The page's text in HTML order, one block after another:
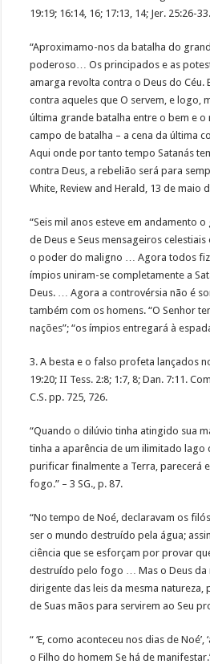
19:19; 16:14, 16; 17:13, 14; Jer. 25:26-33.
“Aproximamo-nos da batalha do
poderoso… Os principados e as
amarga revolta contra o Deus do Céu.
contra aqueles que O servem, e logo,
última grande batalha entre o bem e o
campo de batalha – a cena da última
Aqui onde por tanto tempo Satanás
contra Deus, a rebelião será para
White, Review and Herald, 13 de maio
“Seis mil anos esteve em andamento
de Deus e Seus mensageiros
o poder do maligno … Agora todos
ímpios uniram-se completamente a
Deus. … Agora a controvérsia não é
também com os homens. “O Senhor
nações”; “os ímpios entregará à
3. A besta e o falso profeta lançados
19:20; II Tess. 2:8; 1:7, 8; Dan. 7:11.
C.S. pp. 725, 726.
“Quando o dilúvio tinha atingido sua
tinha a aparência de um ilimitado lago
purificar finalmente a Terra, parecerá
fogo.” – 3 SG., p. 87.
“No tempo de Noé, declaravam os
ser o mundo destruído pela água;
ciência que se esforçam por provar
destruído pelo fogo … Mas o Deus da
dirigente das leis da mesma natureza,
de Suas mãos para servirem ao Seu
“ ‘E, como aconteceu nos dias de
o Filho do homem Se há de